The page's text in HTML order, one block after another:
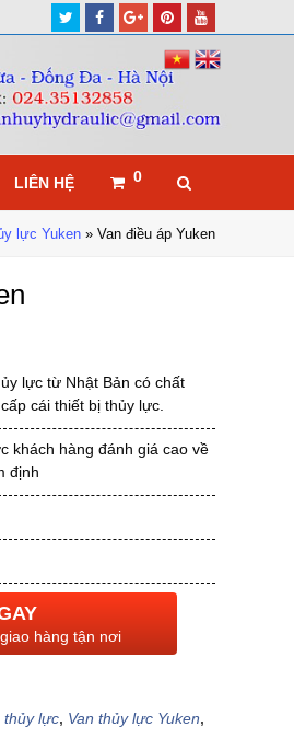
TwitterFacebook
Google
Plus
Pinterest
LIÊN HỆ 0
lực Yuken » Van điều áp Yuken
lực từ Nhật Bản có chất
cái thiết bị thủy lực.
khách hàng đánh giá cao về
định
hàng tận nơi
thủy lực, Van thủy lực Yuken,